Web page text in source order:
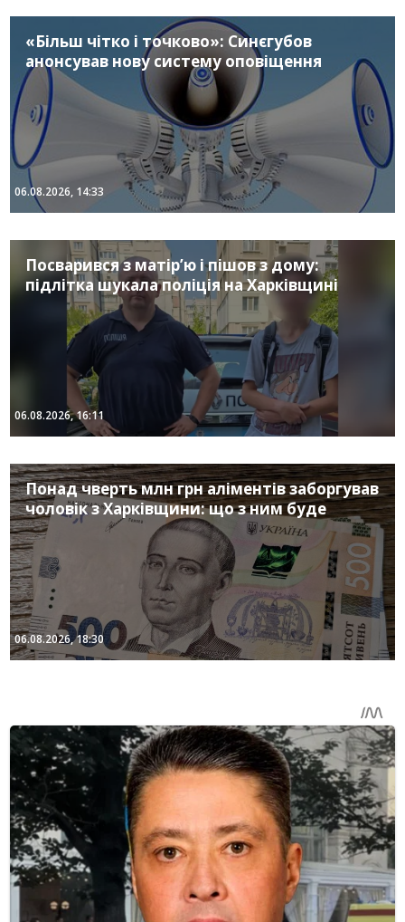
«Більш чітко і точково»: Синєгубов
анонсував нову систему оповіщення
06.08.2026, 14:33
Посварився з матір’ю і пішов з дому:
підлітка шукала поліція на Харківщині
06.08.2026, 16:11
Понад чверть млн грн аліментів заборгував
чоловік з Харківщини: що з ним буде
06.08.2026, 18:30